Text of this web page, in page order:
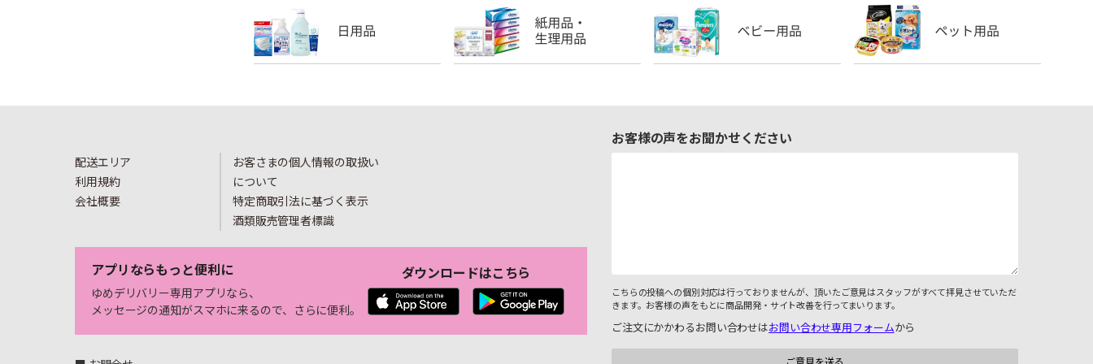
配送エリア
利用規約
会社概要
お客さまの個人情報の取扱い
について
特定商取引法に基づく表示
酒類販売管理者標識
アプリならもっと便利に
ゆめデリバリー専用アプリなら、
メッセージの通知がスマホに来るので、さらに便利。
ダウンロードはこちら
お客様の声をお聞かせください
こちらの投稿への個別対応は行っておりませんが、頂いたご意見はスタッフがすべて拝見させていただ
きます。お客様の声をもとに商品開発・サイト改善を行ってまいります。
ご注文にかかわるお問い合わせはお問い合わせ専用フォームから